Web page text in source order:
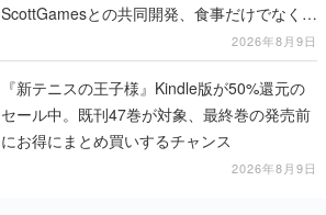
ScottGamesとの共同開発、食事だけでなくス
テージショーや没入型のホラー体験も楽しめ
る
2026年8月9日
『新テニスの王子様』Kindle版が50%還元の
セール中。既刊47巻が対象、最終巻の発売前
にお得にまとめ買いするチャンス
2026年8月9日